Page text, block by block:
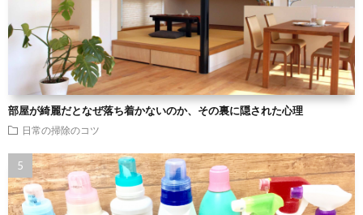
部屋が綺麗だとなぜ落ち着かないのか、その裏に隠された心理
日常の掃除のコツ